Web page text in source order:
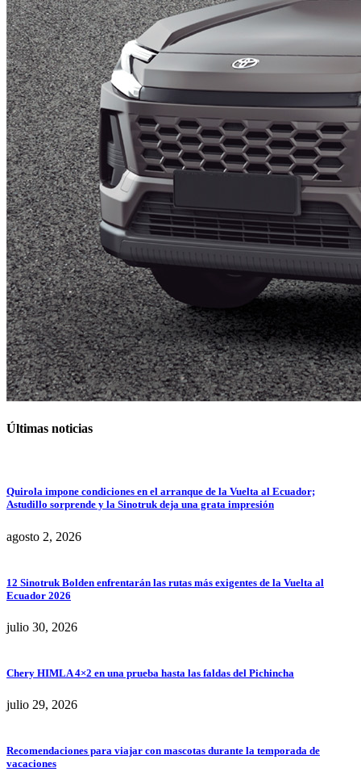
Últimas noticias
Quirola impone condiciones en el arranque de la Vuelta al Ecuador;
Astudillo sorprende y la Sinotruk deja una grata impresión
agosto 2, 2026
12 Sinotruk Bolden enfrentarán las rutas más exigentes de la Vuelta al
Ecuador 2026
julio 30, 2026
Chery HIMLA 4×2 en una prueba hasta las faldas del Pichincha
julio 29, 2026
Recomendaciones para viajar con mascotas durante la temporada de
vacaciones